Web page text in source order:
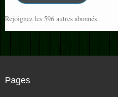
Rejoignez les 596 autres abonnés
Pages